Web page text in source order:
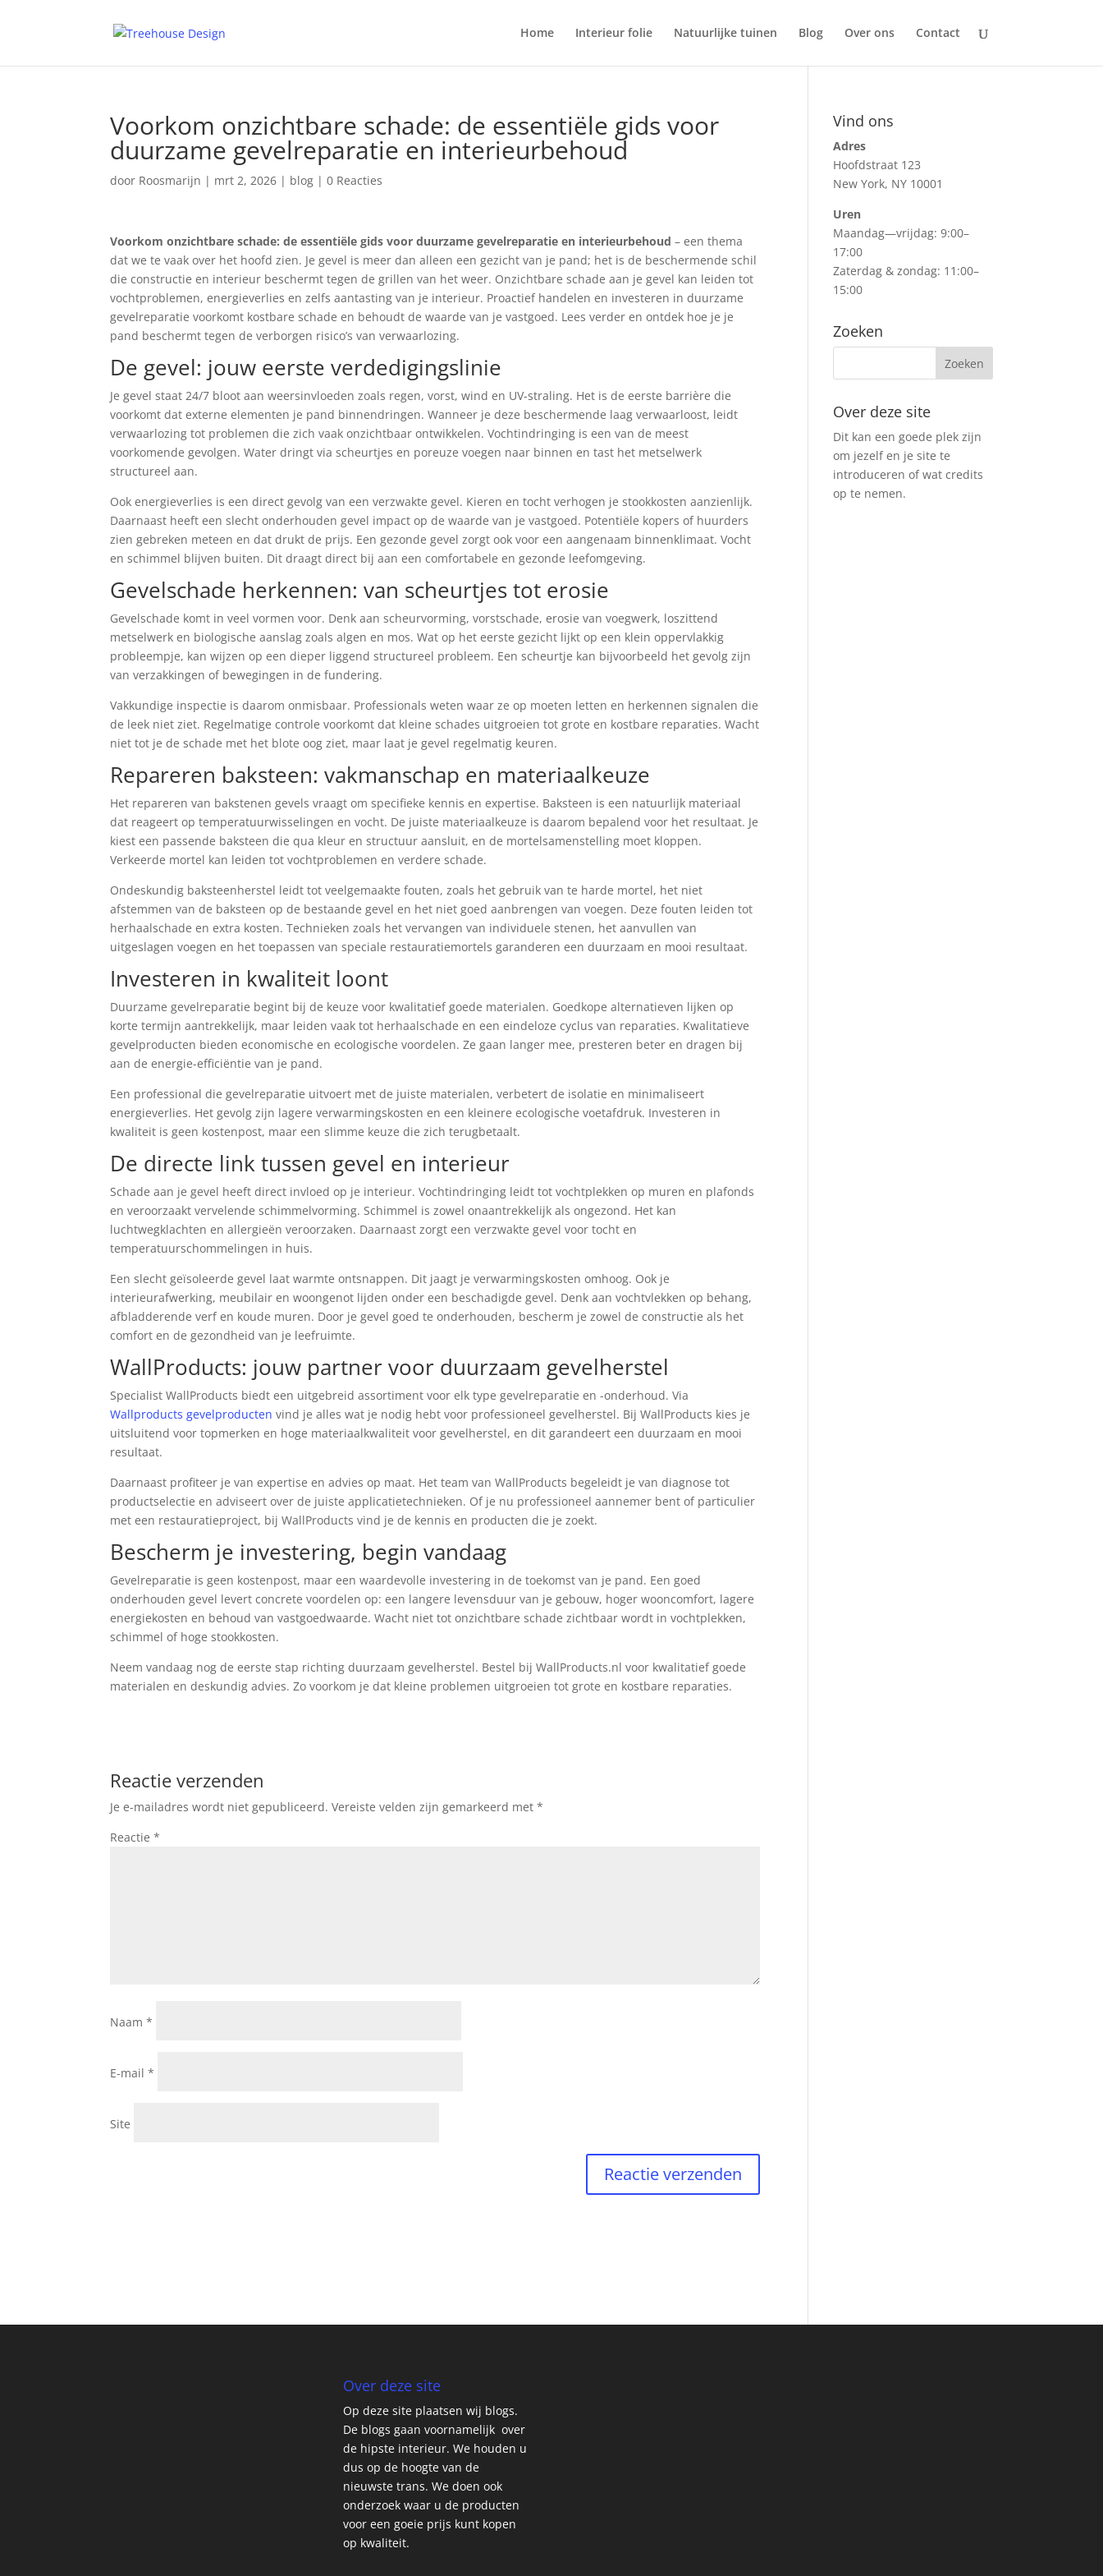
Home Interieur folie Natuurlijke tuinen Blog Over ons Contact
Voorkom onzichtbare schade: de essentiële gids voor
duurzame gevelreparatie en interieurbehoud
door Roosmarijn | mrt 2, 2026 | blog |0 Reacties
Voorkom onzichtbare schade: de essentiële gids voor duurzame gevelreparatie en interieurbehoud – een thema
dat we te vaak over het hoofd zien. Je gevel is meer dan alleen een gezicht van je pand; het is de beschermende schil
die constructie en interieur beschermt tegen de grillen van het weer. Onzichtbare schade aan je gevel kan leiden tot
vochtproblemen, energieverlies en zelfs aantasting van je interieur. Proactief handelen en investeren in duurzame
gevelreparatie voorkomt kostbare schade en behoudt de waarde van je vastgoed. Lees verder en ontdek hoe je je
pand beschermt tegen de verborgen risico’s van verwaarlozing.
De gevel: jouw eerste verdedigingslinie
Je gevel staat 24/7 bloot aan weersinvloeden zoals regen, vorst, wind en UV-straling. Het is de eerste barrière die
voorkomt dat externe elementen je pand binnendringen. Wanneer je deze beschermende laag verwaarloost, leidt
verwaarlozing tot problemen die zich vaak onzichtbaar ontwikkelen. Vochtindringing is een van de meest
voorkomende gevolgen. Water dringt via scheurtjes en poreuze voegen naar binnen en tast het metselwerk
structureel aan.
Ook energieverlies is een direct gevolg van een verzwakte gevel. Kieren en tocht verhogen je stookkosten aanzienlijk.
Daarnaast heeft een slecht onderhouden gevel impact op de waarde van je vastgoed. Potentiële kopers of huurders
zien gebreken meteen en dat drukt de prijs. Een gezonde gevel zorgt ook voor een aangenaam binnenklimaat. Vocht
en schimmel blijven buiten. Dit draagt direct bij aan een comfortabele en gezonde leefomgeving.
Gevelschade herkennen: van scheurtjes tot erosie
Gevelschade komt in veel vormen voor. Denk aan scheurvorming, vorstschade, erosie van voegwerk, loszittend
metselwerk en biologische aanslag zoals algen en mos. Wat op het eerste gezicht lijkt op een klein oppervlakkig
probleempje, kan wijzen op een dieper liggend structureel probleem. Een scheurtje kan bijvoorbeeld het gevolg zijn
van verzakkingen of bewegingen in de fundering.
Vakkundige inspectie is daarom onmisbaar. Professionals weten waar ze op moeten letten en herkennen signalen die
de leek niet ziet. Regelmatige controle voorkomt dat kleine schades uitgroeien tot grote en kostbare reparaties. Wacht
niet tot je de schade met het blote oog ziet, maar laat je gevel regelmatig keuren.
Repareren baksteen: vakmanschap en materiaalkeuze
Het repareren van bakstenen gevels vraagt om specifieke kennis en expertise. Baksteen is een natuurlijk materiaal
dat reageert op temperatuurwisselingen en vocht. De juiste materiaalkeuze is daarom bepalend voor het resultaat. Je
kiest een passende baksteen die qua kleur en structuur aansluit, en de mortelsamenstelling moet kloppen.
Verkeerde mortel kan leiden tot vochtproblemen en verdere schade.
Ondeskundig baksteenherstel leidt tot veelgemaakte fouten, zoals het gebruik van te harde mortel, het niet
afstemmen van de baksteen op de bestaande gevel en het niet goed aanbrengen van voegen. Deze fouten leiden tot
herhaalschade en extra kosten. Technieken zoals het vervangen van individuele stenen, het aanvullen van
uitgeslagen voegen en het toepassen van speciale restauratiemortels garanderen een duurzaam en mooi resultaat.
Investeren in kwaliteit loont
Duurzame gevelreparatie begint bij de keuze voor kwalitatief goede materialen. Goedkope alternatieven lijken op
korte termijn aantrekkelijk, maar leiden vaak tot herhaalschade en een eindeloze cyclus van reparaties. Kwalitatieve
gevelproducten bieden economische en ecologische voordelen. Ze gaan langer mee, presteren beter en dragen bij
aan de energie-efficiëntie van je pand.
Een professional die gevelreparatie uitvoert met de juiste materialen, verbetert de isolatie en minimaliseert
energieverlies. Het gevolg zijn lagere verwarmingskosten en een kleinere ecologische voetafdruk. Investeren in
kwaliteit is geen kostenpost, maar een slimme keuze die zich terugbetaalt.
De directe link tussen gevel en interieur
Schade aan je gevel heeft direct invloed op je interieur. Vochtindringing leidt tot vochtplekken op muren en plafonds
en veroorzaakt vervelende schimmelvorming. Schimmel is zowel onaantrekkelijk als ongezond. Het kan
luchtwegklachten en allergieën veroorzaken. Daarnaast zorgt een verzwakte gevel voor tocht en
temperatuurschommelingen in huis.
Een slecht geïsoleerde gevel laat warmte ontsnappen. Dit jaagt je verwarmingskosten omhoog. Ook je
interieurafwerking, meubilair en woongenot lijden onder een beschadigde gevel. Denk aan vochtvlekken op behang,
afbladderende verf en koude muren. Door je gevel goed te onderhouden, bescherm je zowel de constructie als het
comfort en de gezondheid van je leefruimte.
WallProducts: jouw partner voor duurzaam gevelherstel
Specialist WallProducts biedt een uitgebreid assortiment voor elk type gevelreparatie en -onderhoud. Via
Wallproducts gevelproducten vind je alles wat je nodig hebt voor professioneel gevelherstel. Bij WallProducts kies je
uitsluitend voor topmerken en hoge materiaalkwaliteit voor gevelherstel, en dit garandeert een duurzaam en mooi
resultaat.
Daarnaast profiteer je van expertise en advies op maat. Het team van WallProducts begeleidt je van diagnose tot
productselectie en adviseert over de juiste applicatietechnieken. Of je nu professioneel aannemer bent of particulier
met een restauratieproject, bij WallProducts vind je de kennis en producten die je zoekt.
Bescherm je investering, begin vandaag
Gevelreparatie is geen kostenpost, maar een waardevolle investering in de toekomst van je pand. Een goed
onderhouden gevel levert concrete voordelen op: een langere levensduur van je gebouw, hoger wooncomfort, lagere
energiekosten en behoud van vastgoedwaarde. Wacht niet tot onzichtbare schade zichtbaar wordt in vochtplekken,
schimmel of hoge stookkosten.
Neem vandaag nog de eerste stap richting duurzaam gevelherstel. Bestel bij WallProducts.nl voor kwalitatief goede
materialen en deskundig advies. Zo voorkom je dat kleine problemen uitgroeien tot grote en kostbare reparaties.
Reactie verzenden
Je e-mailadres wordt niet gepubliceerd. Vereiste velden zijn gemarkeerd met*
Reactie*
Naam*
E-mail*
Site
Vind ons
Adres
Hoofdstraat 123
New York, NY 10001
Uren
Maandag—vrijdag: 9:00–
17:00
Zaterdag & zondag: 11:00–
15:00
Zoeken
Over deze site
Dit kan een goede plek zijn
om jezelf en je site te
introduceren of wat credits
op te nemen.
Over deze site
Op deze site plaatsen wij blogs.
De blogs gaan voornamelijk over
de hipste interieur. We houden u
dus op de hoogte van de
nieuwste trans. We doen ook
onderzoek waar u de producten
voor een goeie prijs kunt kopen
op kwaliteit.